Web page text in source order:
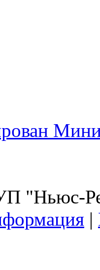
"Ньюс-
|